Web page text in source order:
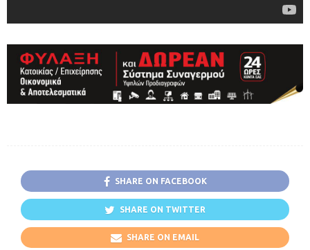
SHARE ON FACEBOOK
SHARE ON TWITTER
SHARE ON EMAIL